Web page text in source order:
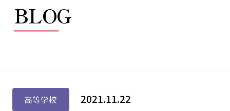
BLOG
高等学校 2021.11.22